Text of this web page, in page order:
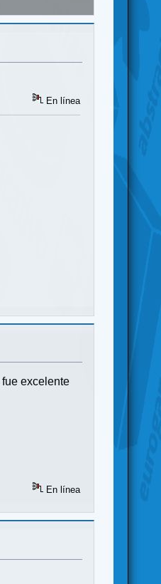
En línea
excelente
En línea